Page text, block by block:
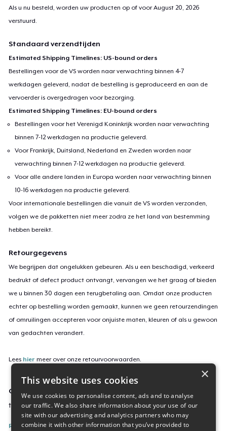
Als u nu besteld, worden uw producten op of voorAugust 20, 2026
verstuurd.
Standaard verzendtijden
Estimated Shipping Timelines: US-bound orders
Bestellingen voor de VS worden naar verwachting binnen 4-7
werkdagen geleverd, nadat de bestelling is geproduceerd en aan de
vervoerder is overgedragen voor bezorging.
Estimated Shipping Timelines: EU-bound orders
Bestellingen voor het Verenigd Koninkrijk worden naar verwachting
binnen 7-12 werkdagen na productie geleverd.
Voor Frankrijk, Duitsland, Nederland en Zweden worden naar
verwachting binnen 7-12 werkdagen na productie geleverd.
Voor alle andere landen in Europa worden naar verwachting binnen
10-16 werkdagen na productie geleverd.
Voor internationale bestellingen die vanuit de VS worden verzonden,
volgen we de pakketten niet meer zodra ze het land van bestemming
hebben bereikt.
Retourgegevens
We begrijpen dat ongelukken gebeuren. Als u een beschadigd, verkeerd
bedrukt of defect product ontvangt, vervangen we het graag of bieden
we u binnen 30 dagen een terugbetaling aan. Omdat onze producten
echter op bestelling worden gemaakt, kunnen we geen retourzendingen
of omruilingen accepteren voor onjuiste maten, kleuren of als u gewoon
van gedachten verandert.
Lees hier meer over onze retourvoorwaarden.
Campagne-ID
take-it-slow-november-2024
Rapporteer deze inhoud
×
This website uses cookies
We use cookies to personalise content, ads and to analyse
our traffic. We also share information about your use of our
site with our advertising and analytics partners who may
combine it with other information that you’ve provided to